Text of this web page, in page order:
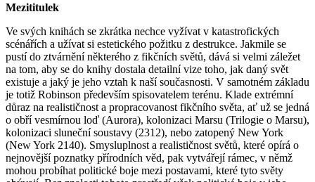
Mezititulek
Ve svých knihách se zkrátka nechce vyžívat v katastrofických
scénářích a užívat si estetického požitku z destrukce. Jakmile se
pustí do ztvárnění některého z fikčních světů, dává si velmi záležet
na tom, aby se do knihy dostala detailní vize toho, jak daný svět
existuje a jaký je jeho vztah k naší současnosti. V samotném základu
je totiž Robinson především spisovatelem terénu. Klade extrémní
důraz na realističnost a propracovanost fikčního světa, ať už se jedná
o obří vesmírnou loď (Aurora), kolonizaci Marsu (Trilogie o Marsu),
kolonizaci sluneční soustavy (2312), nebo zatopený New York
(New York 2140). Smysluplnost a realističnost světů, které opírá o
nejnovější poznatky přírodních věd, pak vytvářejí rámec, v němž
mohou probíhat politické boje mezi postavami, které tyto světy